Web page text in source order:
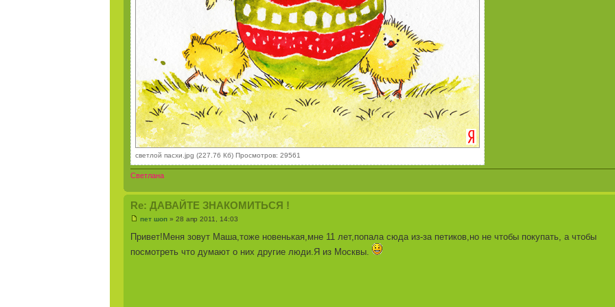
светлой пасхи.jpg (227.76 Кб) Просмотров: 29561
Светлана
Re: ДАВАЙТЕ ЗНАКОМИТЬСЯ !
пет шоп » 28 апр 2011, 14:03
Привет!Меня зовут Маша,тоже новенькая,мне 11 лет,попала сюда из-за петиков,но не чтобы покупать, а чтобы
посмотреть что думают о них другие люди.Я из Москвы.